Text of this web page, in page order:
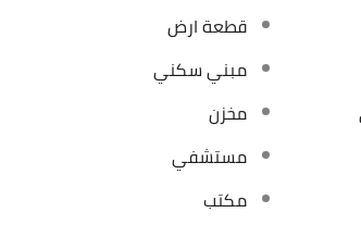
قطعة ارض
مبني سكني
مخزن
مستشفي
مكتب